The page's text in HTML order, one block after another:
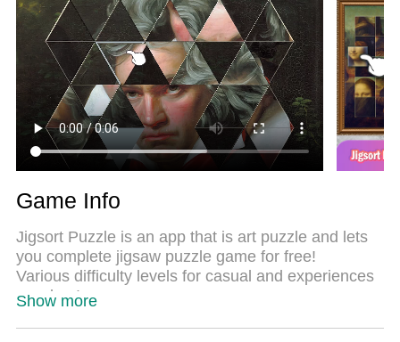
найголовніше, наш ексклюзивний емуляційний
двигун може вивільнити весь потенціал вашого
ПК, зробити все гладким і приємним.
Game Info
Jigsort Puzzle is an app that is art puzzle and lets
you complete jigsaw puzzle game for free!
Various difficulty levels for casual and experiences
puzzlers!
Show more